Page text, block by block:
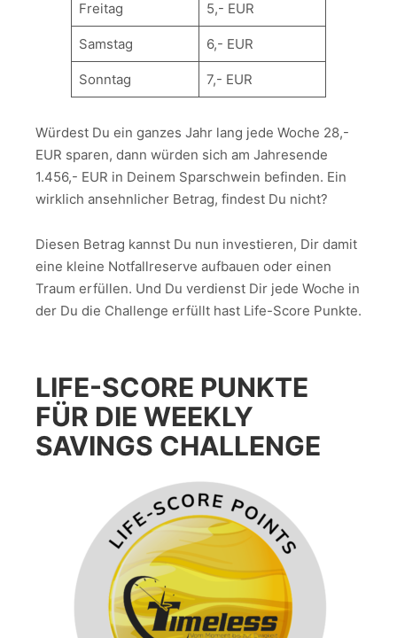
Freitag 5,- EUR
Samstag 6,- EUR
Sonntag 7,- EUR
Würdest Du ein ganzes Jahr lang jede Woche 28,-
EUR sparen, dann würden sich am Jahresende
1.456,- EUR in Deinem Sparschwein befinden. Ein
wirklich ansehnlicher Betrag, findest Du nicht?
Diesen Betrag kannst Du nun investieren, Dir damit
eine kleine Notfallreserve aufbauen oder einen
Traum erfüllen. Und Du verdienst Dir jede Woche in
der Du die Challenge erfüllt hast Life-Score Punkte.
LIFE-SCORE PUNKTE
FÜR DIE WEEKLY
SAVINGS CHALLENGE